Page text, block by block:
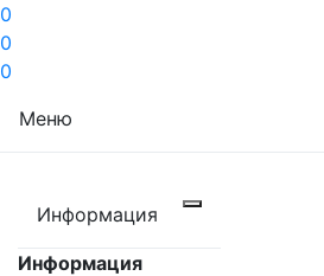
0
0
0
Меню
Информация
Информация